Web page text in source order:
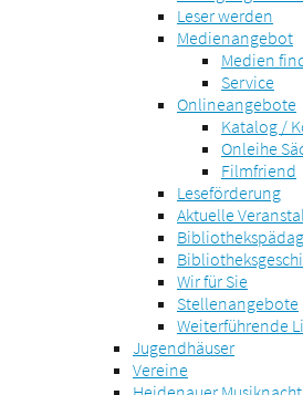
Leser werden
Medienangebot
Medien
Service
Onlineangebote
Katalog /
Onleihe
Filmfriend
Leseförderung
Aktuelle
Wir für Sie
Stellenangebote
Weiterführende
Jugendhäuser
Vereine